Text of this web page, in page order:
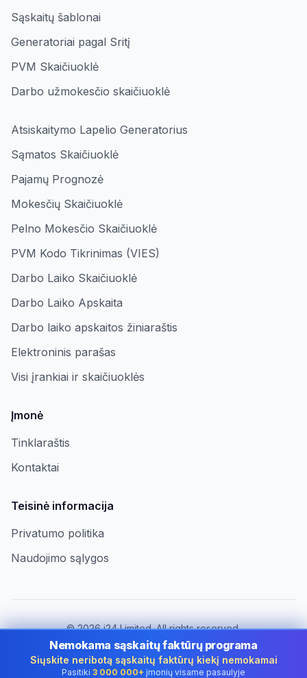
Sąskaitų šablonai
Generatoriai pagal Sritį
PVM Skaičiuoklė
Darbo užmokesčio skaičiuoklė
Atsiskaitymo Lapelio Generatorius
Sąmatos Skaičiuoklė
Pajamų Prognozė
Mokesčių Skaičiuoklė
Pelno Mokesčio Skaičiuoklė
PVM Kodo Tikrinimas (VIES)
Darbo Laiko Skaičiuoklė
Darbo Laiko Apskaita
Darbo laiko apskaitos žiniaraštis
Elektroninis parašas
Visi įrankiai ir skaičiuoklės
Įmonė
Tinklaraštis
Kontaktai
Teisinė informacija
Privatumo politika
Naudojimo sąlygos
©2026i24 Limited. All rights reserved.
Įmonėms Lithuania
Keisti šalį:
Lithuania
Nemokama sąskaitų faktūrų programa
Siųskite neribotą sąskaitų faktūrų kiekį nemokamai
Pasitiki 3 000 000+ įmonių visame pasaulyje